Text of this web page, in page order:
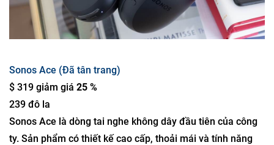
Sonos Ace (Đã tân trang)
$ 319 giảm giá 25 %
239 đô la
Sonos Ace là dòng tai nghe không dây đầu tiên của công
ty. Sản phẩm có thiết kế cao cấp, thoải mái và tính năng